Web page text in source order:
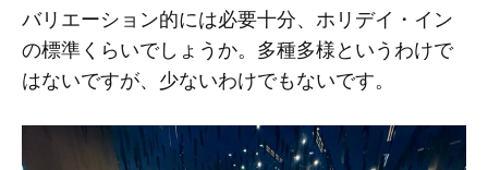
バリエーション的には必要十分、ホリデイ・イン
の標準くらいでしょうか。多種多様というわけで
はないですが、少ないわけでもないです。